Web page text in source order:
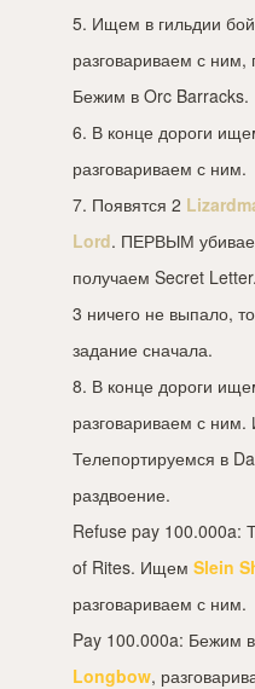
5. Ищем в гильдии
разговариваем с
Бежим в Orc Barracks.
6. В конце дороги
разговариваем с ним.
7. Появятся 2
Lord. ПЕРВЫМ
получаем Secret
3 ничего не выпало,
задание сначала.
8. В конце дороги
разговариваем с ним.
Телепортируемся в
раздвоение.
Refuse pay 100.000a:
of Rites. Ищем Slein
разговариваем с ним.
Pay 100.000a: Бежим
Longbow,